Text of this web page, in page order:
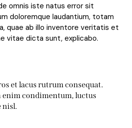
omnis iste natus error sit
doloremque laudantium, totam
quae ab illo inventore veritatis et
vitae dicta sunt, explicabo.
et lacus rutrum consequat.
condimentum, luctus
nisl.